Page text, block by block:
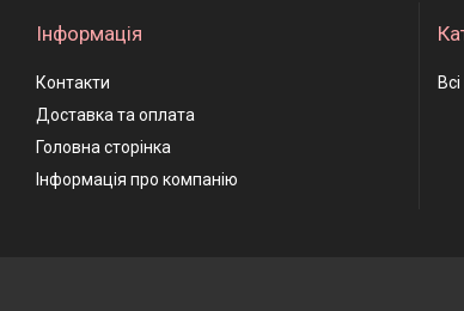
Інформація
Контакти
Доставка та оплата
Головна сторінка
Інформація про компанію